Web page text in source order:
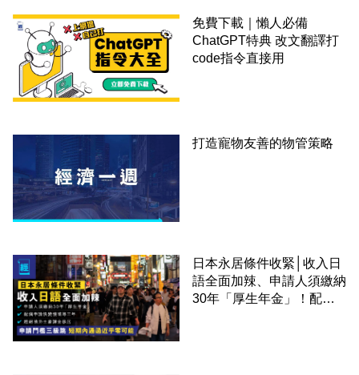
免費下載｜懶人必備
ChatGPT特典 改文翻譯打
code指令直接用
打造寵物友善的物管策略
日本永居條件收緊│收入日
語全面加辣、申請人須繳納
30年「厚生年金」！配偶